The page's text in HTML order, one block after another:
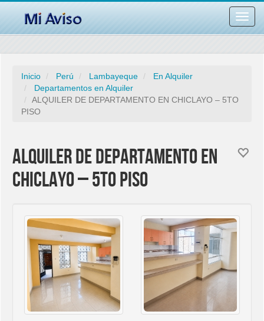
barra
Inicio Perú Lambayeque
En Alquiler
Departamentos en Alquiler
ALQUILER DE DEPARTAMENTO EN CHICLAYO – 5TO
PISO
ALQUILER DE DEPARTAMENTO EN
CHICLAYO – 5TO PISO